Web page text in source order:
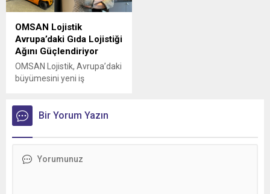
OMSAN Lojistik
Avrupa’daki Gıda Lojistiği
Ağını Güçlendiriyor
OMSAN Lojistik, Avrupa’daki
büyümesini yeni iş
Bir Yorum Yazın